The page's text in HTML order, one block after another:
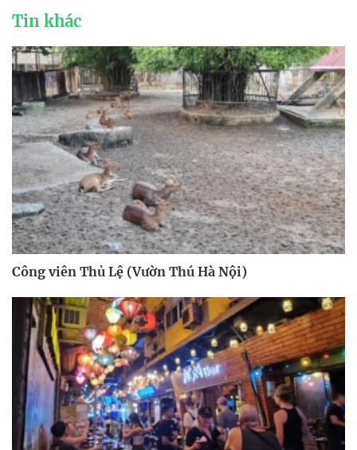
Tin khác
Công viên Thủ Lệ (Vườn Thú Hà Nội)